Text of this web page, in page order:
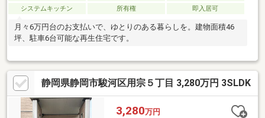
システムキッチン
所有権 即入居可
月々6万円台のお支払いで、ゆとりのある暮らしを。建物面積46
坪、駐車6台可能な再生住宅です。
静岡県静岡市駿河区用宗５丁目 3,280万円 3SLDK
3,280万円